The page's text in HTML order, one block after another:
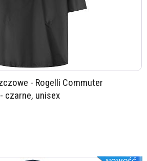
- Rogelli Commuter
czarne, unisex